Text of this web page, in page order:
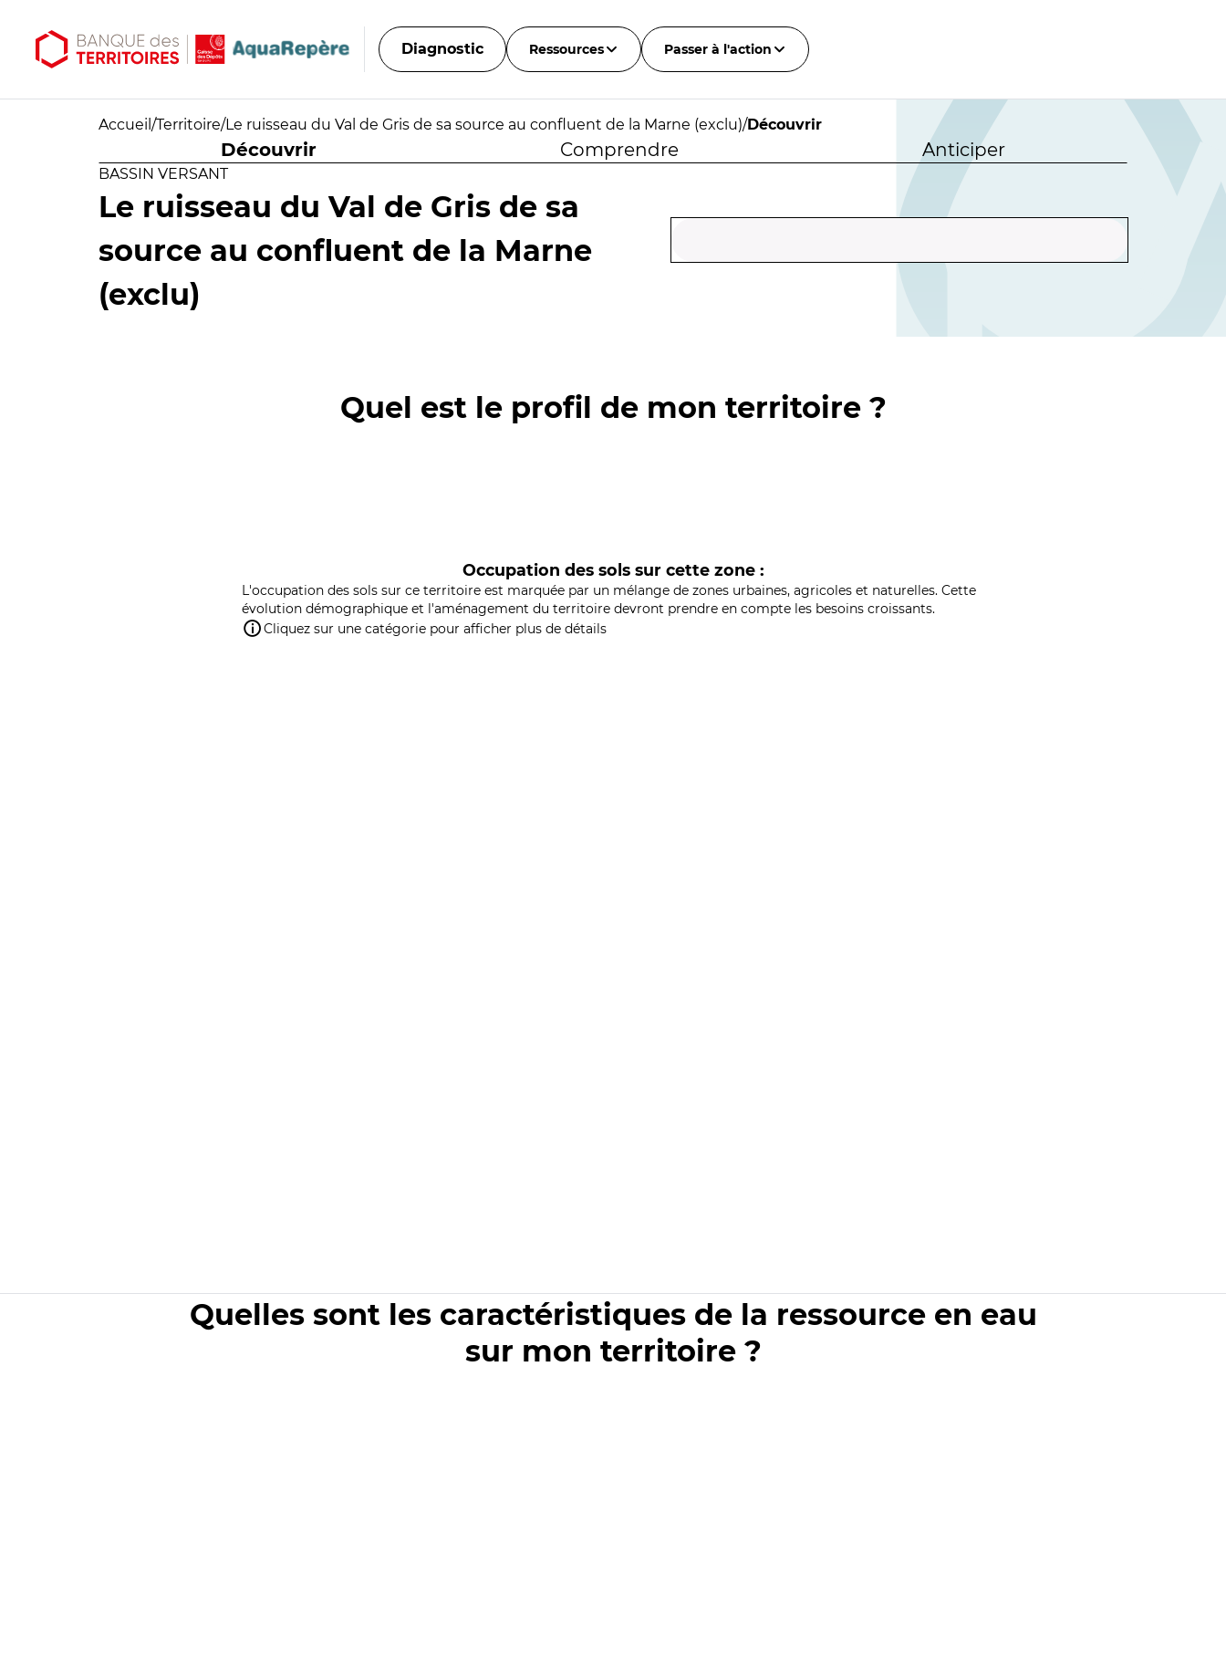
Diagnostic Ressources Passer à l'action
Accueil /Territoire/Le ruisseau du Val de Gris de sa source au confluent de la Marne (exclu)/Découvrir
Découvrir Comprendre Anticiper
BASSIN VERSANT
Le ruisseau du Val de Gris de sa
source au confluent de la Marne
(exclu)
Quel est le profil de mon territoire ?
Occupation des sols sur cette zone :
L'occupation des sols sur ce territoire est marquée par un mélange de zones urbaines, agricoles et naturelles. Cette
évolution démographique et l'aménagement du territoire devront prendre en compte les besoins croissants.
Cliquez sur une catégorie pour afficher plus de détails
Quelles sont les caractéristiques de la ressource en eau
sur mon territoire ?